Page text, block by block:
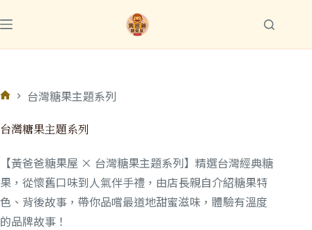
台灣糖果主題系列
台灣糖果主題系列
【黃爸爸糖果屋 × 台灣糖果主題系列】精選台灣經典糖
果，從懷舊口味到人氣伴手禮，由店長親自介紹糖果特
色、背後故事，帶你品嚐最道地甜蜜滋味，體驗有溫度
的品牌故事！